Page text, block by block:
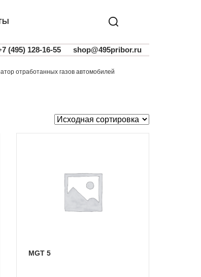
(495) 128-16-55 shop@495pribor.ru
отработанных газов автомобилей
MGT 5